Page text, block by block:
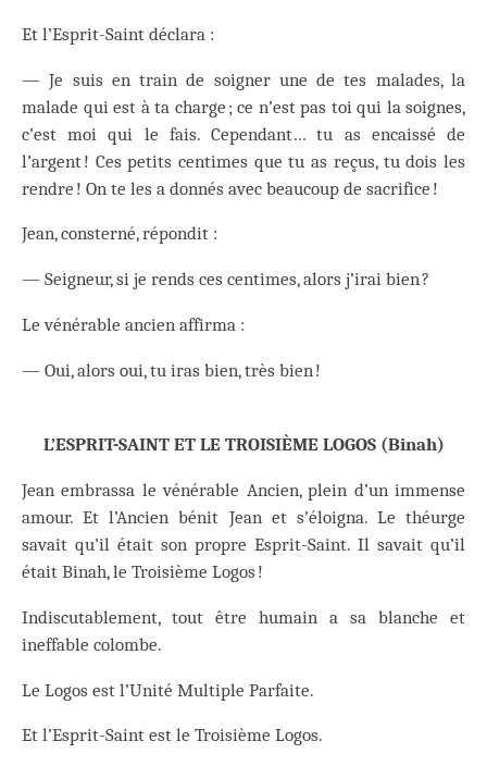
Et l’Esprit-Saint déclara :
— Je suis en train de soigner une de tes malades, la
malade qui est à ta charge ; ce n’est pas toi qui la soignes,
c’est moi qui le fais. Cependant… tu as encaissé de
l’argent ! Ces petits centimes que tu as reçus, tu dois les
rendre ! On te les a donnés avec beaucoup de sacrifice !
Jean, consterné, répondit :
— Seigneur, si je rends ces centimes, alors j’irai bien ?
Le vénérable ancien affirma :
— Oui, alors oui, tu iras bien, très bien !
L’ESPRIT-SAINT ET LE TROISIÈME LOGOS (Binah)
Jean embrassa le vénérable Ancien, plein d’un immense
amour. Et l’Ancien bénit Jean et s’éloigna. Le théurge
savait qu’il était son propre Esprit-Saint. Il savait qu’il
était Binah, le Troisième Logos !
Indiscutablement, tout être humain a sa blanche et
ineffable colombe.
Le Logos est l’Unité Multiple Parfaite.
Et l’Esprit-Saint est le Troisième Logos.